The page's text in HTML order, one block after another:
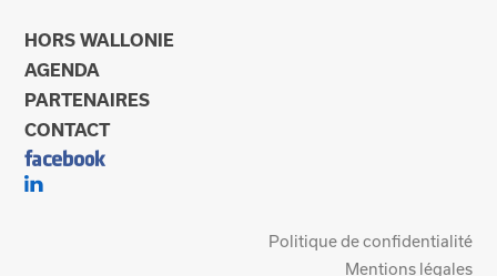
HORS WALLONIE
AGENDA
PARTENAIRES
CONTACT
Politique de confidentialité
Mentions légales